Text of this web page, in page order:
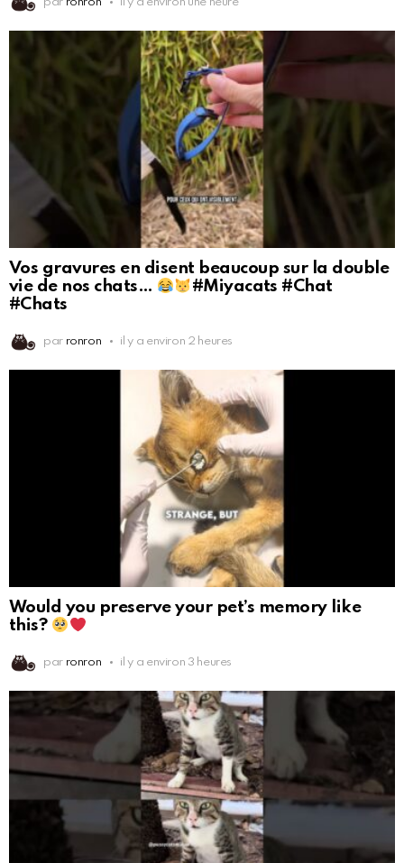
Vos gravures en disent beaucoup sur la double
vie de nos chats…
#Miyacats #Chat
#Chats
par ronron il y a environ 2 heures
Would you preserve your pet’s memory like
this?
par ronron il y a environ 3 heures